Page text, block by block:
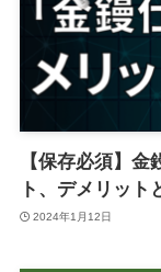
【保存必須】
ト、デメリット
2024年1月12日